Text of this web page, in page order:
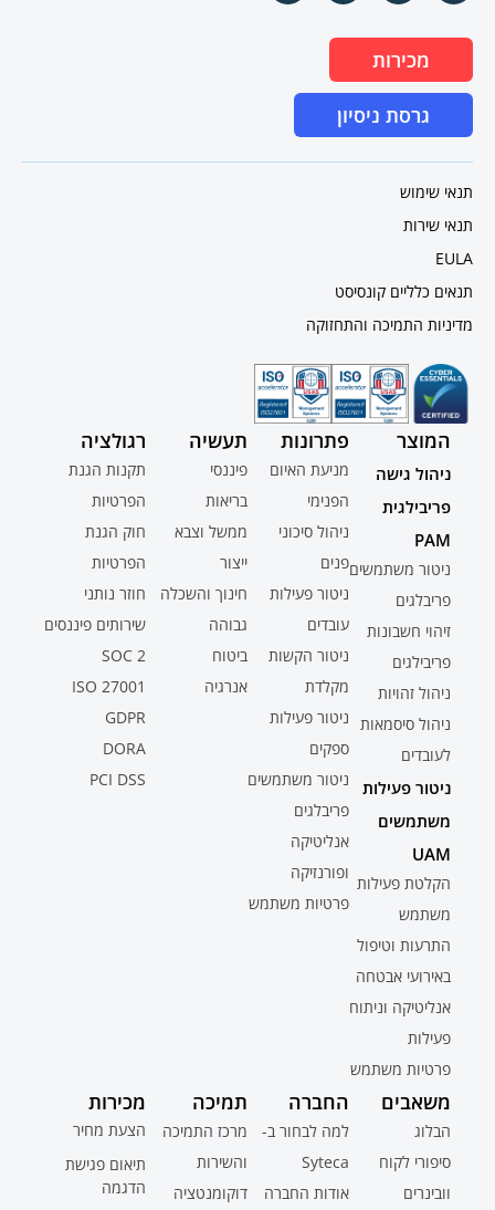
מכירות
גרסת ניסיון
תנאי שימוש
תנאי שירות
EULA
תנאים כלליים קונסיסט
מדיניות התמיכה והתחזוקה
המוצר
ניהול גישה
פריבילגית
PAM
ניטור משתמשים
פריבלגים
זיהוי חשבונות
פריבילגים
ניהול זהויות
ניהול סיסמאות
לעובדים
ניטור פעילות
משתמשים
UAM
הקלטת פעילות
משתמש
התרעות וטיפול
באירועי אבטחה
אנליטיקה וניתוח
פעילות
פרטיות משתמש
פתרונות
מניעת האיום
הפנימי
ניהול סיכוני
פנים
ניטור פעילות
עובדים
ניטור הקשות
מקלדת
ניטור פעילות
ספקים
ניטור משתמשים
פריבלגים
אנליטיקה
ופורנזיקה
פרטיות משתמש
תעשיה
פיננסי
בריאות
ממשל וצבא
ייצור
חינוך והשכלה
גבוהה
ביטוח
אנרגיה
רגולציה
תקנות הגנת
הפרטיות
חוק הגנת
הפרטיות
חוזר נותני
שירותים פיננסים
SOC 2
ISO 27001
GDPR
DORA
PCI DSS
משאבים
הבלוג
סיפורי לקוח
וובינרים
החברה
למה לבחור ב-
Syteca
אודות החברה
תמיכה
מרכז התמיכה
והשירות
דוקומנטציה
מכירות
הצעת מחיר
תיאום פגישת
הדגמה